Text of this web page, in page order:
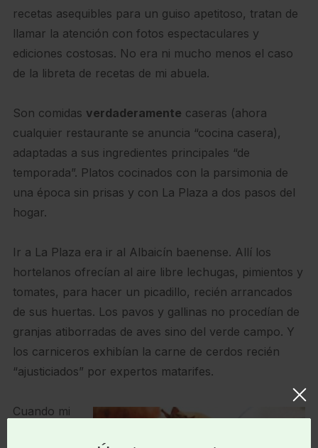
recetas asequibles para un guiso apetitoso, tratan de
llamar la atención con fotos espectaculares y
ediciones costosas. No era ni mucho menos el caso
de la libreta de recetas de mi abuela.
Son comidas verdaderamente caseras (ahora
cualquier restaurante se anuncia “cocina casera),
adaptadas a sus ingredientes principales “de
temporada”. Platos cocinados con la parsimonia de
una época sin prisas y con La Plaza a dos pasos del
hogar.
Ir a La Plaza era ir al Albaicín baenense. Allí los
hortelanos ofrecían al aire libre lechugas, pimientos y
tomates, para hacer un picadillo, recién arrancados
de sus huertas. Los pavos y gallinas no procedían de
granjas atiborradas de aves sino del verde campo. Y
los carniceros exhibían la carne de cerdos recién
“ajusticiados” por expertos matarifes.
Cuando mi